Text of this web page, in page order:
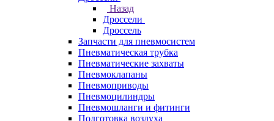
Назад
Дроссели
Дроссель
Запчасти для пневмосистем
Пневматическая трубка
Пневматические захваты
Пневмоклапаны
Пневмоприводы
Пневмоцилиндры
Пневмошланги и фитинги
Подготовка воздуха